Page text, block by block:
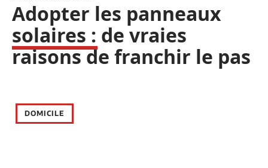
Adopter les panneaux
solaires : de vraies
raisons de franchir le pas
DOMICILE